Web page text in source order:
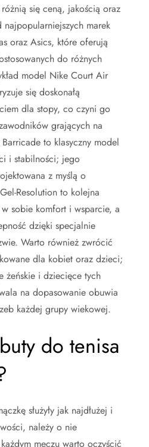
się ceną, jakością oraz
marek
oraz Asics, które oferują
do różnych
model Nike Court Air
się doskonałą
dla stopy, co czyni go
grających na
to klasyczny model
i stabilności; jego
z myślą o
Resolution to kolejna
sobie komfort i wsparcie, a
dzięki specjalnie
Warto również zwrócić
dla kobiet oraz dzieci;
żeńskie i dziecięce tych
na dopasowanie obuwia
każdej grupy wiekowej.
do tenisa
służyły jak najdłużej i
należy o nie
meczu warto oczyścić